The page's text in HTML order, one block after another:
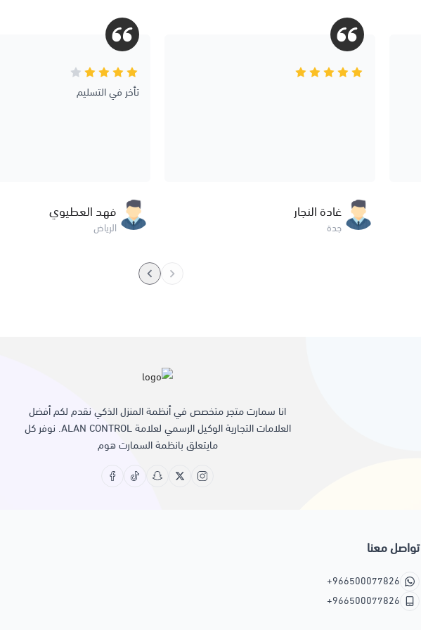
غادة النجار
جدة
تأخر في التسليم
فهد العطيوي
الرياض
انا سمارت متجر متخصص في أنظمة المنزل الذكي نقدم لكم أفضل
العلامات التجارية الوكيل الرسمي لعلامة ALAN CONTROL. نوفر كل
مايتعلق بانظمة السمارت هوم
تواصل معنا
+966500077826
+966500077826